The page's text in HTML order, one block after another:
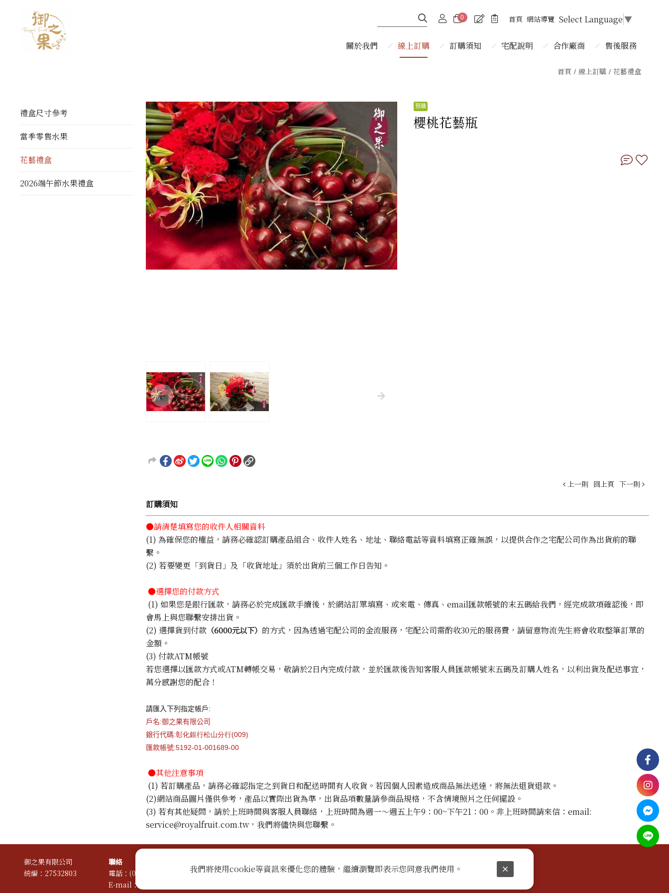
0 首頁 網站導覽 Select Language▼
關於我們 線上訂購 訂購須知 宅配說明 合作廠商 售後服務
首頁 線上訂購 花藝禮盒
禮盒尺寸參考
當季零售水果
花藝禮盒
2026端午節水果禮盒
櫻桃花藝瓶
上一則 回上頁 下一則
訂購須知
●請清楚填寫您的收件人相關資料
(1) 為確保您的權益，請務必確認訂購產品組合、收件人姓名、地址、聯絡電話等資料填寫正確無誤，以提供合作之宅配公司作為出貨前的聯
繫。
(2) 若要變更「到貨日」及「收貨地址」須於出貨前三個工作日告知。
●選擇您的付款方式
(1) 如果您是銀行匯款，請務必於完成匯款手續後，於網站訂單填寫、或來電、傳真、email匯款帳號的末五碼給我們，經完成款項確認後，即
會馬上與您聯繫安排出貨。
(2) 選擇貨到付款（6000元以下） 的方式，因為透過宅配公司的金流服務，宅配公司需酌收30元的服務費，請留意物流先生將會收取整筆訂單的
金額。
(3) 付款ATM帳號
若您選擇以匯款方式或ATM轉帳交易，敬請於2日內完成付款，並於匯款後告知客服人員匯款帳號末五碼及訂購人姓名，以利出貨及配送事宜，
萬分感謝您的配合！
請匯入下列指定帳戶:
戶名:御之果有限公司
銀行代碼:彰化銀行松山分行(009)
匯款帳號:5192-01-001689-00
●其他注意事項
(1) 若訂購產品，請務必確認指定之到貨日和配送時間有人收貨。若因個人因素造成商品無法送達，將無法退貨退款。
(2)網站商品圖片僅供參考，產品以實際出貨為準，出貨品項數量請參商品規格，不含情境照片之任何擺設。
(3) 若有其他疑問，請於上班時間與客服人員聯絡，上班時間為週一～週五上午9：00~下午21：00。非上班時間請來信：email:
service@royalfruit.com.tw，我們將儘快與您聯繫。
御之果有限公司
統編：27532803
聯絡
電話：(02)27683188~9
傳真：(02)2768-3277
E-mail：
使用條款
我們將使用cookie等資訊來優化您的體驗，繼續瀏覽即表示您同意我們使用。